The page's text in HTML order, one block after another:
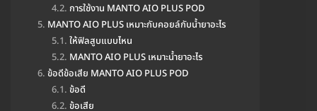
การใช้งาน MANTO AIO PLUS POD
MANTO AIO PLUS เหมาะกับคอยล์กับน้ำยาอะไร
ให้ฟิลสูบแบบไหน
MANTO AIO PLUS เหมาะน้ำยาอะไร
ข้อดีข้อเสีย MANTO AIO PLUS POD
ข้อดี
ข้อเสีย